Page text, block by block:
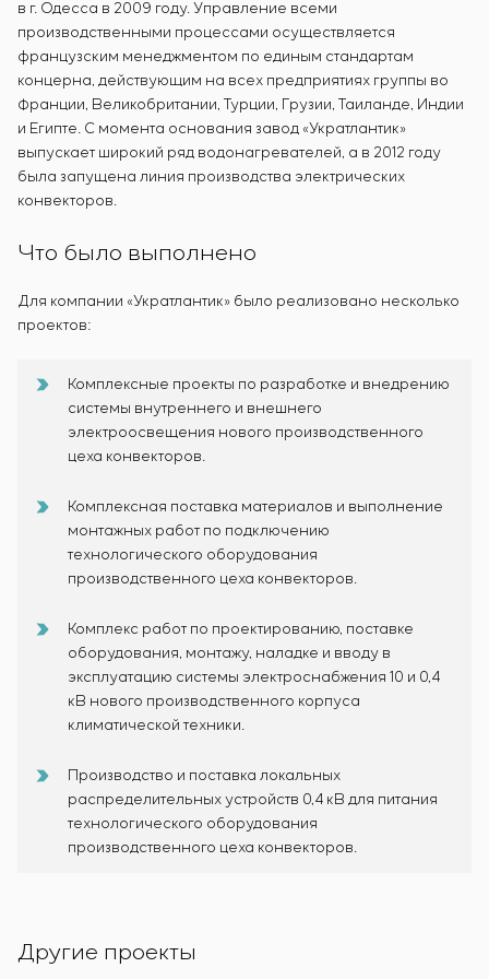
в г. Одесса в 2009 году. Управление всеми
производственными процессами осуществляется
французским менеджментом по единым стандартам
концерна, действующим на всех предприятиях группы во
Франции, Великобритании, Турции, Грузии, Таиланде, Индии
и Египте. С момента основания завод «Укратлантик»
выпускает широкий ряд водонагревателей, а в 2012 году
была запущена линия производства электрических
конвекторов.
Что было выполнено
Для компании «Укратлантик» было реализовано несколько
проектов:
Комплексные проекты по разработке и внедрению
системы внутреннего и внешнего
электроосвещения нового производственного
цеха конвекторов.
Комплексная поставка материалов и выполнение
монтажных работ по подключению
технологического оборудования
производственного цеха конвекторов.
Комплекс работ по проектированию, поставке
оборудования, монтажу, наладке и вводу в
эксплуатацию системы электроснабжения 10 и 0,4
кВ нового производственного корпуса
климатической техники.
Производство и поставка локальных
распределительных устройств 0,4 кВ для питания
технологического оборудования
производственного цеха конвекторов.
Другие проекты